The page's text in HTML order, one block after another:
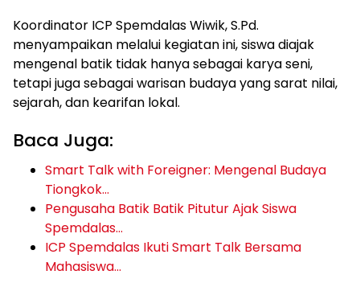
Koordinator ICP Spemdalas Wiwik, S.Pd.
menyampaikan melalui kegiatan ini, siswa diajak
mengenal batik tidak hanya sebagai karya seni,
tetapi juga sebagai warisan budaya yang sarat nilai,
sejarah, dan kearifan lokal.
Baca Juga:
Smart Talk with Foreigner: Mengenal Budaya
Tiongkok…
Pengusaha Batik Batik Pitutur Ajak Siswa
Spemdalas…
ICP Spemdalas Ikuti Smart Talk Bersama
Mahasiswa…